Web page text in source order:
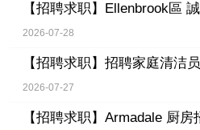
【招聘求职】 Ellenbrook區
2026-07-28
【招聘求职】 招聘家庭清洁
2026-07-27
【招聘求职】 Armadale 厨房